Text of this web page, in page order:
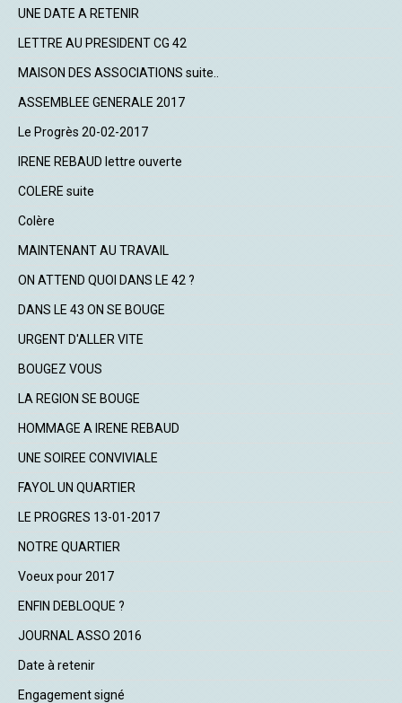
UNE DATE A RETENIR
LETTRE AU PRESIDENT CG 42
MAISON DES ASSOCIATIONS suite..
ASSEMBLEE GENERALE 2017
Le Progrès 20-02-2017
IRENE REBAUD lettre ouverte
COLERE suite
Colère
MAINTENANT AU TRAVAIL
ON ATTEND QUOI DANS LE 42 ?
DANS LE 43 ON SE BOUGE
URGENT D'ALLER VITE
BOUGEZ VOUS
LA REGION SE BOUGE
HOMMAGE A IRENE REBAUD
UNE SOIREE CONVIVIALE
FAYOL UN QUARTIER
LE PROGRES 13-01-2017
NOTRE QUARTIER
Voeux pour 2017
ENFIN DEBLOQUE ?
JOURNAL ASSO 2016
Date à retenir
Engagement signé